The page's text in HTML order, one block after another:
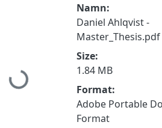
Hämtar...
Namn:
Daniel Ahlqvist -
Master_Thesis.pdf
Size:
1.84 MB
Format:
Adobe Portable
Format